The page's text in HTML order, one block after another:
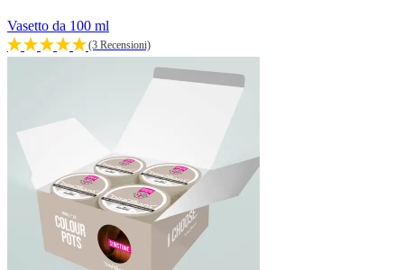
Vasetto da 100 ml
(3 Recensioni)